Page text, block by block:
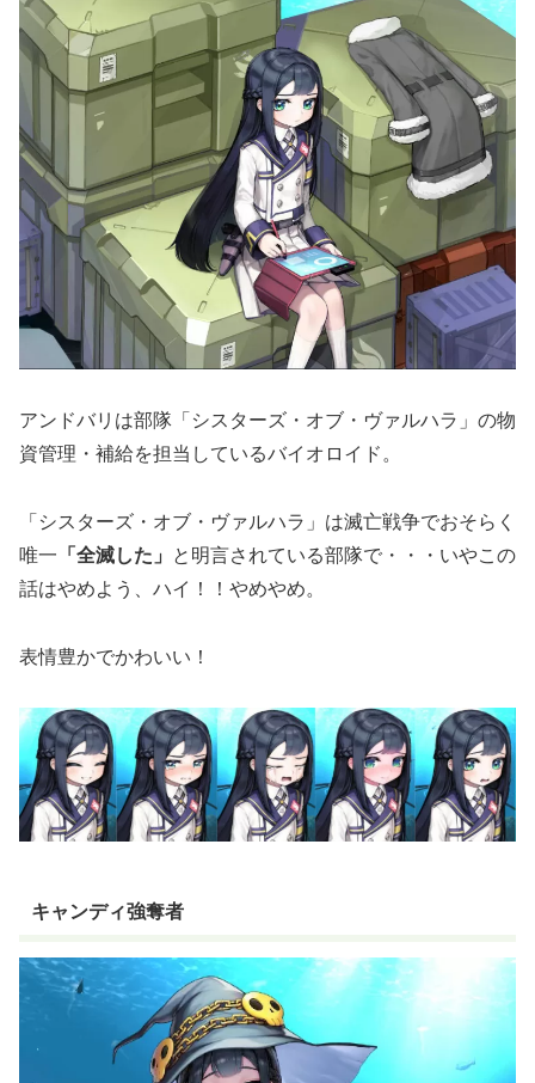
アンドバリは部隊「シスターズ・オブ・ヴァルハラ」の物
資管理・補給を担当しているバイオロイド。
「シスターズ・オブ・ヴァルハラ」は滅亡戦争でおそらく
唯一 「全滅した」 と明言されている部隊で・・・いやこの
話はやめよう、ハイ！！やめやめ。
表情豊かでかわいい！
キャンディ強奪者